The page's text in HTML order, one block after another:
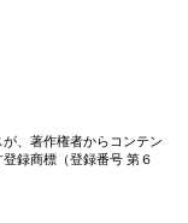
、著作権者からコンテン
録商標（登録番号 第６